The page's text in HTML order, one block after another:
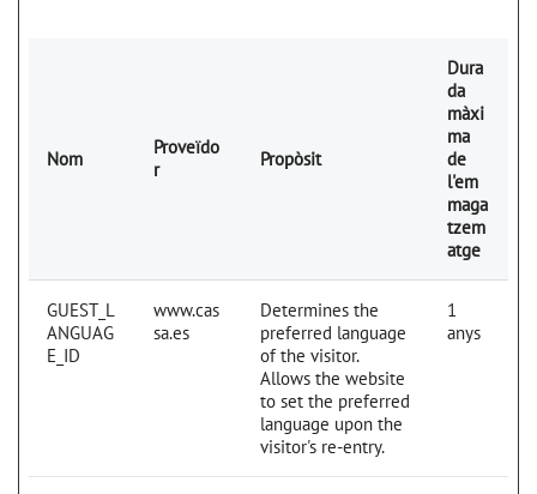
Nom
Proveïdo
r
Propòsit
Dura
da
màxi
ma
de
l'em
maga
tzem
atge
GUEST_L
ANGUAG
E_ID
www.cas
sa.es
Determines the
preferred language
of the visitor.
Allows the website
to set the preferred
language upon the
visitor's re-entry.
1
anys